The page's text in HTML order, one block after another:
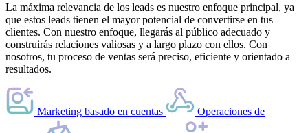
La máxima relevancia de los leads es nuestro enfoque principal, ya
que estos leads tienen el mayor potencial de convertirse en tus
clientes. Con nuestro enfoque, llegarás al público adecuado y
construirás relaciones valiosas y a largo plazo con ellos. Con
nosotros, tu proceso de ventas será preciso, eficiente y orientado a
resultados.
Marketing basado en cuentas Operaciones de